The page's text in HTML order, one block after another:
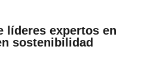
líderes expertos en
sostenibilidad